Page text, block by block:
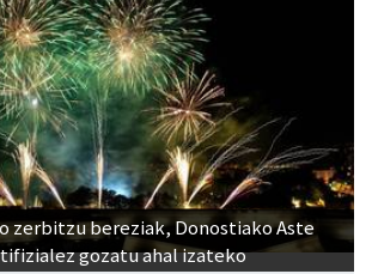
zerbitzu bereziak, Donostiako Aste
gozatu ahal izateko